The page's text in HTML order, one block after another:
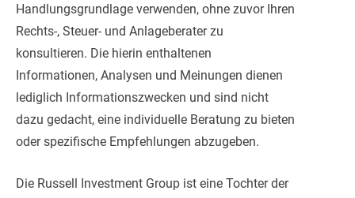
Handlungsgrundlage verwenden, ohne zuvor Ihren
Rechts-, Steuer- und Anlageberater zu
konsultieren. Die hierin enthaltenen
Informationen, Analysen und Meinungen dienen
lediglich Informationszwecken und sind nicht
dazu gedacht, eine individuelle Beratung zu bieten
oder spezifische Empfehlungen abzugeben.
Die Russell Investment Group ist eine Tochter der